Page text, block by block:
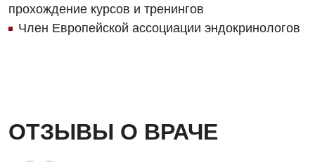
Проктология
Пульмонология
Терапия
прохождение курсов и тренингов
Член Европейской ассоциации эндокринологов
ОТЗЫВЫ О ВРАЧЕ